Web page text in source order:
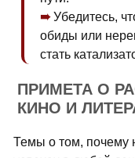
Убедитесь,
обиды или
стать
ПРИМЕТА О
КИНО И
Темы о том, почему